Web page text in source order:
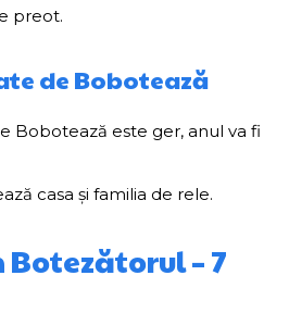
preot.
de Bobotează
Bobotează este ger, anul va fi
casa și familia de rele.
– 7